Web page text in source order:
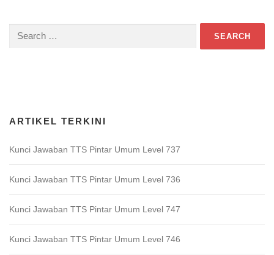
Search
ARTIKEL TERKINI
Kunci Jawaban TTS Pintar Umum Level 737
Kunci Jawaban TTS Pintar Umum Level 736
Kunci Jawaban TTS Pintar Umum Level 747
Kunci Jawaban TTS Pintar Umum Level 746